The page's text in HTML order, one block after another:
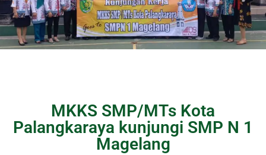
MKKS SMP/MTs Kota
Palangkaraya kunjungi SMP N 1
Magelang